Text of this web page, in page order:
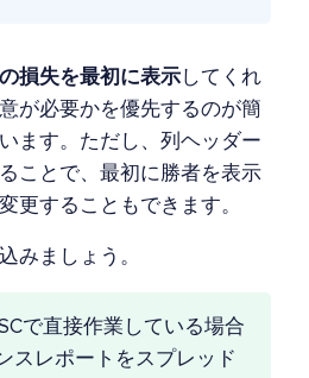
損失を最初に表示してくれ
が必要かを優先するのが簡
ます。ただし、列ヘッダー
ことで、最初に勝者を表示
更することもできます。
みましょう。
で直接作業している場合
スレポートをスプレッド